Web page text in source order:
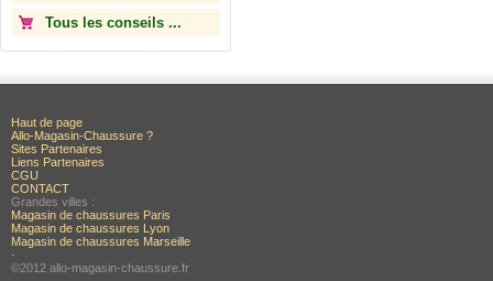
Tous les conseils ...
Haut de page
Allo-Magasin-Chaussure ?
Sites Partenaires
Liens Partenaires
CGU
CONTACT
Grandes villes :
Magasin de chaussures Paris
Magasin de chaussures Lyon
Magasin de chaussures Marseille
-
©2012 allo-magasin-chaussure.fr